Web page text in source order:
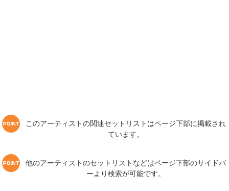
このアーティストの関連セットリストはページ下部に掲載され
ています。
他のアーティストのセットリストなどはページ下部のサイドバ
ーより検索が可能です。